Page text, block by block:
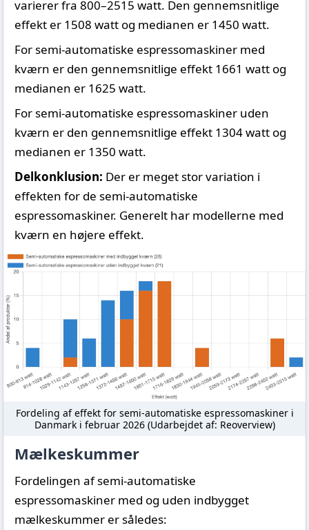
varierer fra 800–2515 watt. Den gennemsnitlige
effekt er 1508 watt og medianen er 1450 watt.
For semi-automatiske espressomaskiner med
kværn er den gennemsnitlige effekt 1661 watt og
medianen er 1625 watt.
For semi-automatiske espressomaskiner uden
kværn er den gennemsnitlige effekt 1304 watt og
medianen er 1350 watt.
Delkonklusion: Der er meget stor variation i
effekten for de semi-automatiske
espressomaskiner. Generelt har modellerne med
kværn en højere effekt.
Fordeling af effekt for semi-automatiske espressomaskiner i
Danmark i februar 2026 (Udarbejdet af: Reoverview)
Mælkeskummer
Fordelingen af semi-automatiske
espressomaskiner med og uden indbygget
mælkeskummer er således: